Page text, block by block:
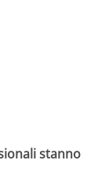
stanno